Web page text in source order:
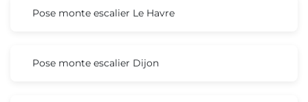
Pose monte escalier Le Havre
Pose monte escalier Dijon